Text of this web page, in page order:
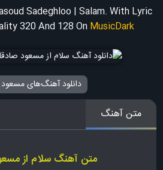
Sadeghloo | Salam. With Lyric
320 And 128 On MusicDark
دانلود آهنگ‌های
متن آهنگ
متن آهنگ سلام از